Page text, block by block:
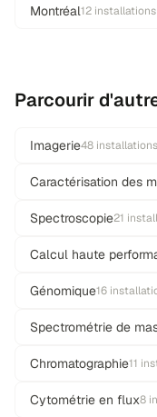
Montréal12 installations
Parcourir
Imagerie48 installations
Caractérisation des
Spectroscopie21
Calcul haute
Génomique16
Spectrométrie de
Chromatographie11
Cytométrie en flux8